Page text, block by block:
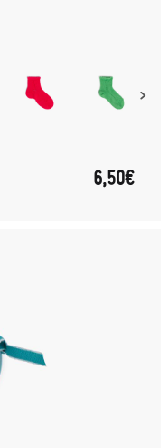
6,50€